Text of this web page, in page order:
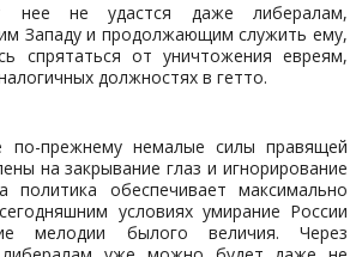
нее не удастся даже либералам,
Западу и продолжающим служить ему,
спрятаться от уничтожения евреям,
должностях в гетто.
прежнему немалые силы правящей
на закрывание глаз и игнорирование
политика обеспечивает максимально
условиях умирание России
мелодии былого величия. Через